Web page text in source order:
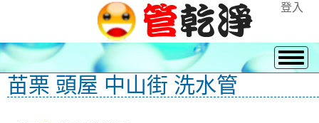
登入
苗栗 頭屋 中山街 洗水管